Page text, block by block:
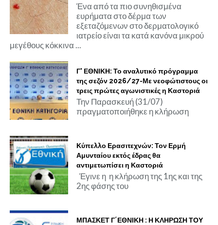
Ένα από τα πιο συνηθισμένα
ευρήματα στο δέρμα των
εξεταζόμενων στο δερματολογικό
ιατρείο είναι τα κατά κανόνα μικρού
μεγέθους κόκκινα ...
Γ' ΕΘΝΙΚΗ: Το αναλυτικό πρόγραμμα
της σεζόν 2026/27-Με νεοφώτιστους οι
τρεις πρώτες αγωνιστικές η Καστοριά
Την Παρασκευή (31/07)
πραγματοποιήθηκε η κλήρωση
Κύπελλο Ερασιτεχνών: Τον Ερμή
Αμυνταίου εκτός έδρας θα
αντιμετωπίσει η Καστοριά
Έγινε η η κλήρωση της 1ης και της
2ης φάσης του
ΜΠΑΣΚΕΤ Γ΄ΕΘΝΙΚΗ : Η ΚΛΗΡΩΣΗ ΤΟΥ